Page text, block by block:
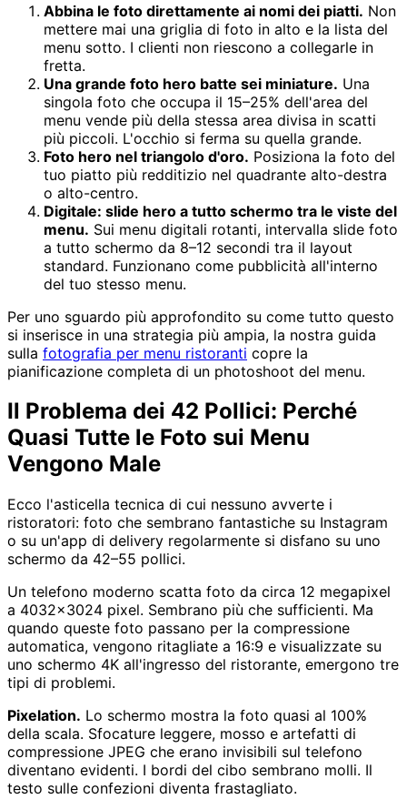
Abbina le foto direttamente ai nomi dei piatti. Non
mettere mai una griglia di foto in alto e la lista del
menu sotto. I clienti non riescono a collegarle in
fretta.
Una grande foto hero batte sei miniature. Una
singola foto che occupa il 15–25% dell'area del
menu vende più della stessa area divisa in scatti
più piccoli. L'occhio si ferma su quella grande.
Foto hero nel triangolo d'oro. Posiziona la foto del
tuo piatto più redditizio nel quadrante alto-destra
o alto-centro.
Digitale: slide hero a tutto schermo tra le viste del
menu. Sui menu digitali rotanti, intervalla slide foto
a tutto schermo da 8–12 secondi tra il layout
standard. Funzionano come pubblicità all'interno
del tuo stesso menu.
Per uno sguardo più approfondito su come tutto questo
si inserisce in una strategia più ampia, la nostra guida
sulla fotografia per menu ristoranti copre la
pianificazione completa di un photoshoot del menu.
Il Problema dei 42 Pollici: Perché
Quasi Tutte le Foto sui Menu
Vengono Male
Ecco l'asticella tecnica di cui nessuno avverte i
ristoratori: foto che sembrano fantastiche su Instagram
o su un'app di delivery regolarmente si disfano su uno
schermo da 42–55 pollici.
Un telefono moderno scatta foto da circa 12 megapixel
a 4032×3024 pixel. Sembrano più che sufficienti. Ma
quando queste foto passano per la compressione
automatica, vengono ritagliate a 16:9 e visualizzate su
uno schermo 4K all'ingresso del ristorante, emergono tre
tipi di problemi.
Pixelation. Lo schermo mostra la foto quasi al 100%
della scala. Sfocature leggere, mosso e artefatti di
compressione JPEG che erano invisibili sul telefono
diventano evidenti. I bordi del cibo sembrano molli. Il
testo sulle confezioni diventa frastagliato.